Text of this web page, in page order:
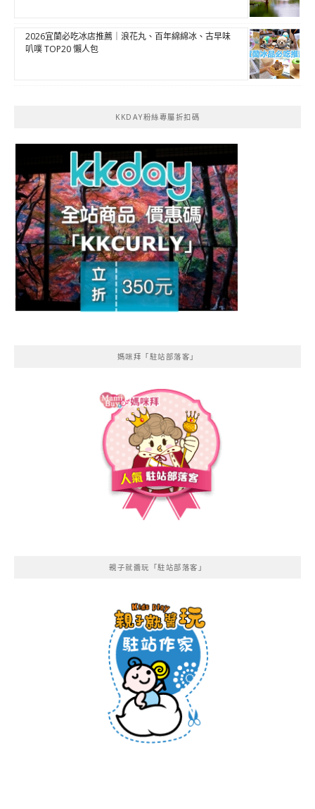
2026宜蘭必吃冰店推薦｜浪花丸、百年綿綿冰、古早味
叭噗 TOP20 懶人包
KKDAY粉絲專屬折扣碼
媽咪拜「駐站部落客」
親子就醬玩「駐站部落客」